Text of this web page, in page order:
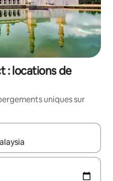
: locations de
uniques sur
utilisez les flèches vers le